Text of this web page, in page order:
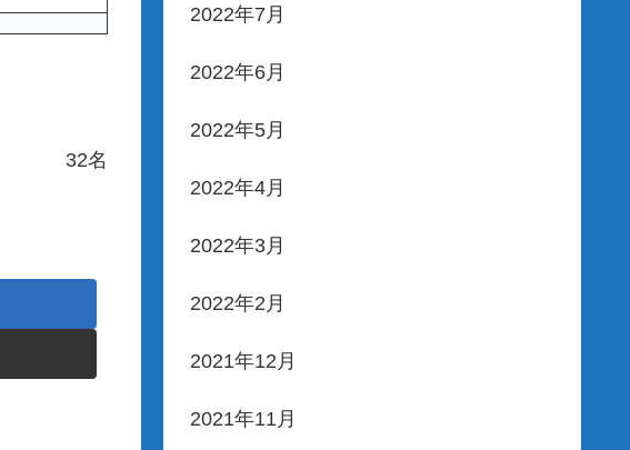
32名
2022年7月
2022年6月
2022年5月
2022年4月
2022年3月
2022年2月
2021年12月
2021年11月